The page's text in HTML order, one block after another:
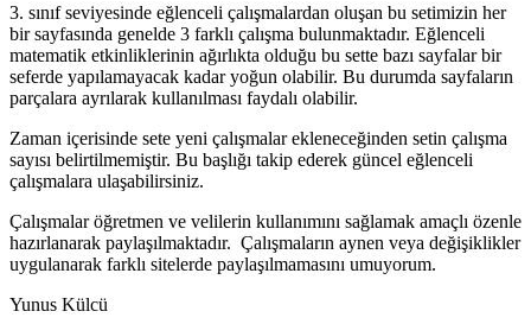
3. sınıf seviyesinde eğlenceli çalışmalardan oluşan bu setimizin her
bir sayfasında genelde 3 farklı çalışma bulunmaktadır. Eğlenceli
matematik etkinliklerinin ağırlıkta olduğu bu sette bazı sayfalar bir
seferde yapılamayacak kadar yoğun olabilir. Bu durumda sayfaların
parçalara ayrılarak kullanılması faydalı olabilir.
Zaman içerisinde sete yeni çalışmalar ekleneceğinden setin çalışma
sayısı belirtilmemiştir. Bu başlığı takip ederek güncel eğlenceli
çalışmalara ulaşabilirsiniz.
Çalışmalar öğretmen ve velilerin kullanımını sağlamak amaçlı özenle
hazırlanarak paylaşılmaktadır. Çalışmaların aynen veya değişiklikler
uygulanarak farklı sitelerde paylaşılmamasını umuyorum.
Yunus Külcü